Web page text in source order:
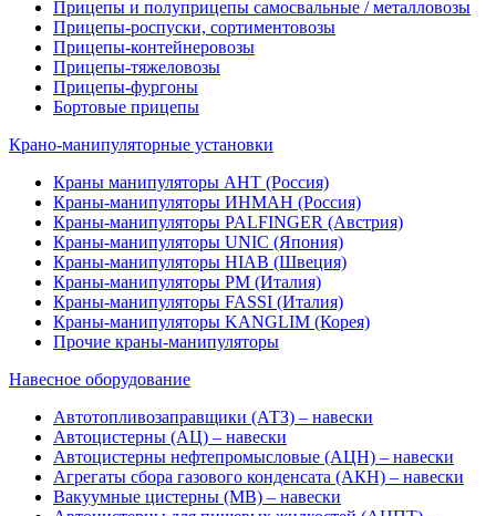
Прицепы и полуприцепы самосвальные / металловозы
Прицепы-роспуски, сортиментовозы
Прицепы-контейнеровозы
Прицепы-тяжеловозы
Прицепы-фургоны
Бортовые прицепы
Крано-манипуляторные установки
Краны манипуляторы АНТ (Россия)
Краны-манипуляторы ИНМАН (Россия)
Краны-манипуляторы PALFINGER (Австрия)
Краны-манипуляторы UNIC (Япония)
Краны-манипуляторы HIAB (Швеция)
Краны-манипуляторы PM (Италия)
Краны-манипуляторы FASSI (Италия)
Краны-манипуляторы KANGLIM (Корея)
Прочие краны-манипуляторы
Навесное оборудование
Автотопливозаправщики (АТЗ) – навески
Автоцистерны (АЦ) – навески
Автоцистерны нефтепромысловые (АЦН) – навески
Агрегаты сбора газового конденсата (АКН) – навески
Вакуумные цистерны (МВ) – навески